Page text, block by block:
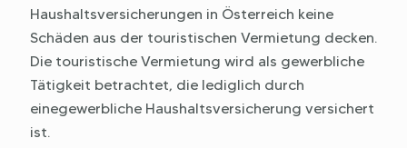
Haushaltsversicherungen in Österreich keine
Schäden aus der touristischen Vermietung decken.
Die touristische Vermietung wird als gewerbliche
Tätigkeit betrachtet, die lediglich durch
einegewerbliche Haushaltsversicherung versichert
ist.